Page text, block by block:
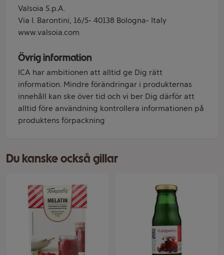
Valsoia S.p.A.
Via I. Barontini, 16/5- 40138 Bologna- Italy
www.valsoia.com
Övrig information
ICA har ambitionen att alltid ge Dig rätt
information. Mindre förändringar i produkternas
innehåll kan ske över tid och vi ber Dig därför att
alltid före användning kontrollera informationen på
produktens förpackning
Du kanske också gillar